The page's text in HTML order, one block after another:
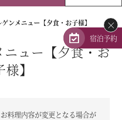
47
My Harvest
ンメニュー【夕食・お子様】
ニュー【夕食・お
様】
料理内容が変更となる場合が
×
宿泊予約